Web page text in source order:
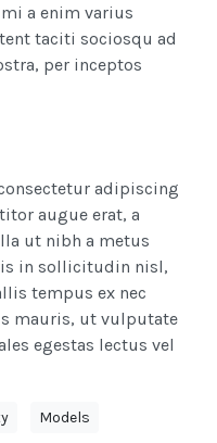
a enim varius
taciti sociosqu ad
per inceptos
adipiscing
augue erat, a
ut nibh a metus
in sollicitudin nisl,
tempus ex nec
mauris, ut vulputate
egestas lectus vel
Models